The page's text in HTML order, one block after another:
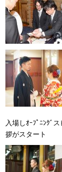
入場しｵｰﾌﾟﾆﾝｸﾞ
拶がスタート